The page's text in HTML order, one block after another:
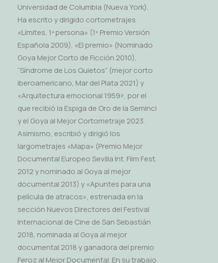
Universidad de Columbia (Nueva York).
Ha escrito y dirigido cortometrajes
«Límites, 1ª persona» (1º Premio Versión
Española 2009), «El premio» (Nominado
Goya Mejor Corto de Ficción 2010),
“Síndrome de Los Quietos” (mejor corto
iberoamericano, Mar del Plata 2021) y
«Arquitectura emocional 1959», por el
que recibió la Espiga de Oro de la Seminci
y el Goya al Mejor Cortometraje 2023.
Asimismo, escribió y dirigió los
largometrajes «Mapa» (Premio Mejor
Documental Europeo Sevilla Int. Film Fest.
2012 y nominado al Goya al mejor
documental 2013) y «Apuntes para una
película de atracos», estrenada en la
sección Nuevos Directores del Festival
Internacional de Cine de San Sebastián
2018, nominada al Goya al mejor
documental 2018 y ganadora del premio
Feroz al Mejor Documental. En su trabajo